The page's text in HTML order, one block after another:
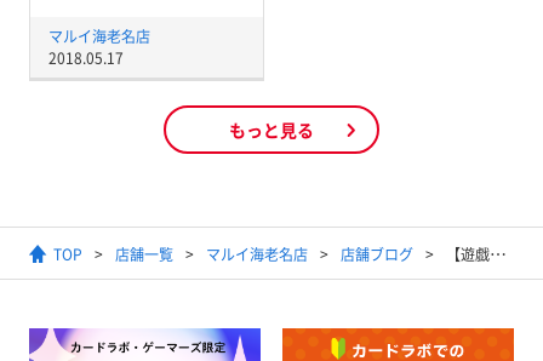
マルイ海老名店
2018.05.17
もっと見る
TOP 店舗一覧 マルイ海老名店 店舗ブログ 【遊戯王OCG】宝玉獣デッキ【販売デッキ】